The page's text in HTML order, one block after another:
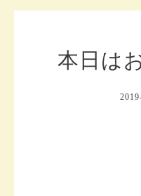
本日は